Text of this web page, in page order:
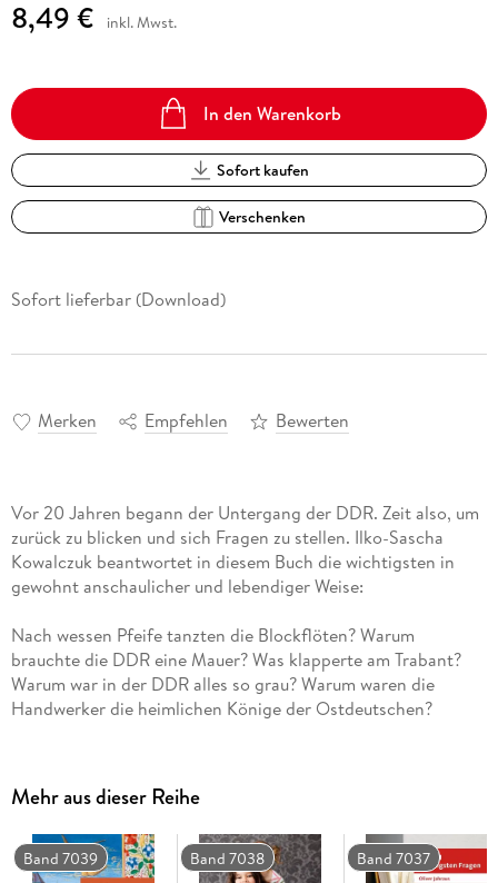
8,49 € inkl. Mwst.
In den Warenkorb
Sofort kaufen
Verschenken
Sofort lieferbar (Download)
Merken Empfehlen Bewerten
Vor 20 Jahren begann der Untergang der DDR. Zeit also, um
zurück zu blicken und sich Fragen zu stellen. Ilko-Sascha
Kowalczuk beantwortet in diesem Buch die wichtigsten in
Nach wessen Pfeife tanzten die Blockflöten? Warum
brauchte die DDR eine Mauer? Was klapperte am Trabant?
Warum war in der DDR alles so grau? Warum waren die
Handwerker die heimlichen Könige der Ostdeutschen?
Mehr aus dieser Reihe
Band 7039 Band 7038 Band 7037